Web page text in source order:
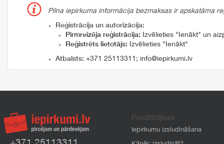
Pilna iepirkuma informācija bezmaksas ir apskatāma
Reģistrācija un autorizācija:
Pirmreizēja reģistrācija: Izvēlieties "Ienākt" un
Reģistrēts lietotājs: Izvēlieties "Ienākt"
Atbalsts: +371 25113311 ; info@iepirkumi.lv
Pasūtītājiem
Iepirkumu izsludināšana